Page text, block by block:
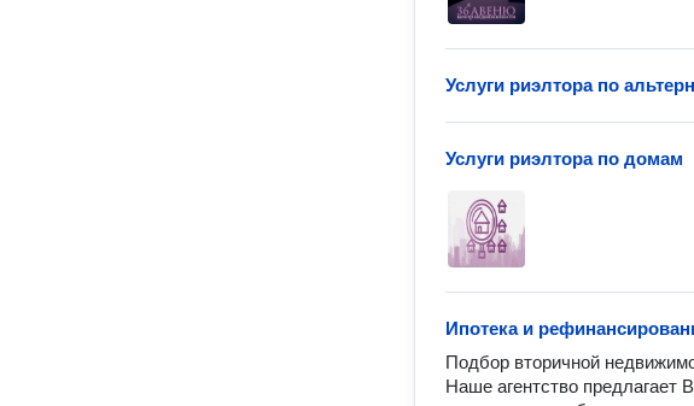
Услуги риэлтора по
Услуги риэлтора по домам
Ипотека и
Подбор вторичной
Наше агентство